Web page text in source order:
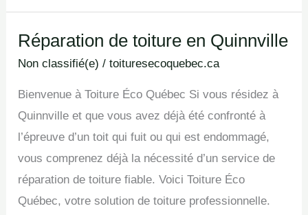
Réparation de toiture en Quinnville
Non classifié(e) /toituresecoquebec.ca
Bienvenue à Toiture Éco Québec Si vous résidez à
Quinnville et que vous avez déjà été confronté à
l’épreuve d’un toit qui fuit ou qui est endommagé,
vous comprenez déjà la nécessité d’un service de
réparation de toiture fiable. Voici Toiture Éco
Québec, votre solution de toiture professionnelle.
Réparation
de
Quinnville